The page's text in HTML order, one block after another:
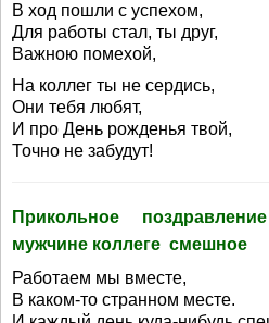
В ход пошли с успехом,
Для работы стал, ты друг,
Важною помехой,
На коллег ты не сердись,
Они тебя любят,
И про День рожденья твой,
Точно не забудут!
Прикольное
мужчине коллеге смешное
Работаем мы вместе,
В каком-то странном месте.